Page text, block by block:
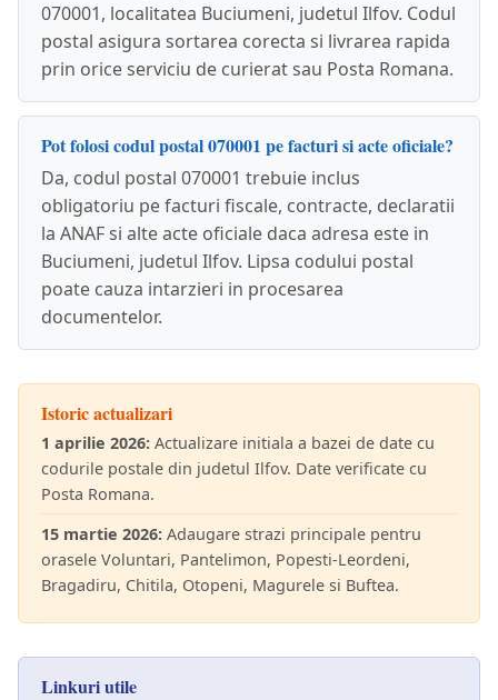
070001, localitatea Buciumeni, judetul Ilfov. Codul
postal asigura sortarea corecta si livrarea rapida
prin orice serviciu de curierat sau Posta Romana.
Pot folosi codul postal 070001 pe facturi si acte oficiale?
Da, codul postal 070001 trebuie inclus
obligatoriu pe facturi fiscale, contracte, declaratii
la ANAF si alte acte oficiale daca adresa este in
Buciumeni, judetul Ilfov. Lipsa codului postal
poate cauza intarzieri in procesarea
documentelor.
Istoric actualizari
1 aprilie 2026: Actualizare initiala a bazei de date cu
codurile postale din judetul Ilfov. Date verificate cu
Posta Romana.
15 martie 2026: Adaugare strazi principale pentru
orasele Voluntari, Pantelimon, Popesti-Leordeni,
Bragadiru, Chitila, Otopeni, Magurele si Buftea.
Linkuri utile